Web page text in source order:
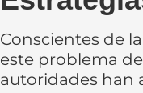
Conscientes de
este problema
autoridades han